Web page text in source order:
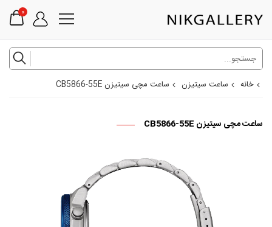
0
خانه ساعت سیتیزن ساعت مچی سیتیزن CB5866-55E
ساعت مچی سیتیزن CB5866-55E